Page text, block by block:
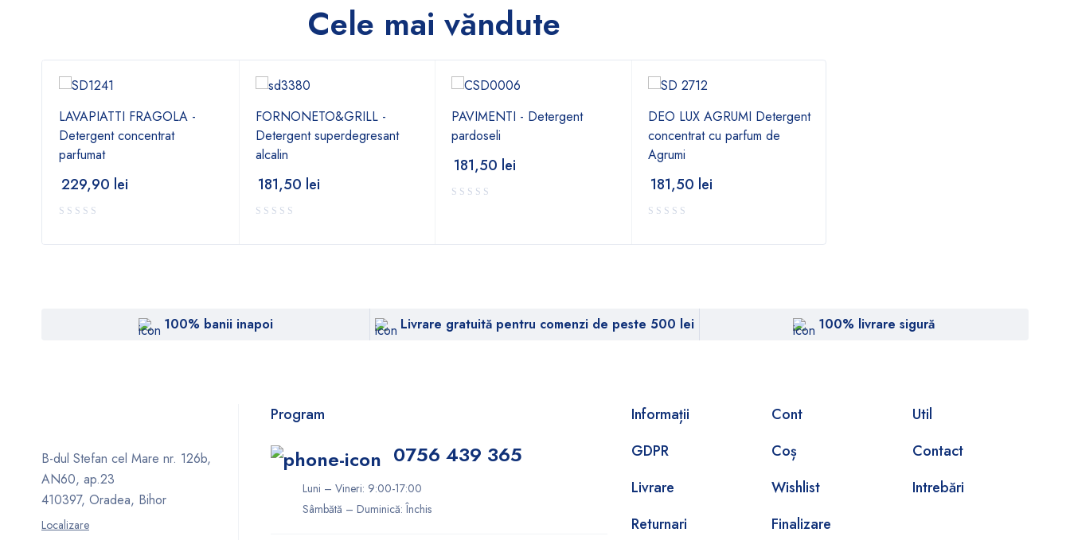
Cele mai văndute
LAVAPIATTI FRAGOLA -
Detergent concentrat
parfumat
229,90 lei
FORNONETO&GRILL -
Detergent superdegresant
alcalin
181,50 lei
PAVIMENTI - Detergent
pardoseli
181,50 lei
DEO LUX AGRUMI Detergent
concentrat cu parfum de
Agrumi
181,50 lei
100% banii inapoi Livrare gratuită pentru comenzi de peste 500 lei 100% livrare sigură
B-dul Stefan cel Mare nr. 126b,
AN60, ap.23
410397, Oradea, Bihor
Localizare
Program
0756 439 365
Luni – Vineri: 9:00-17:00
Sâmbătă – Duminică: Închis
Informații
GDPR
Livrare
Returnari
Cont
Coș
Wishlist
Finalizare
Util
Contact
Intrebări